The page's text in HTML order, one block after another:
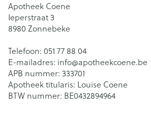
Apotheek Coene
Ieperstraat 3
8980 Zonnebeke
Telefoon: 051 77 88 04
E-mailadres: info@apotheekcoene.be
APB nummer: 333701
Apotheek titularis: Louise Coene
BTW nummer: BE0432894964